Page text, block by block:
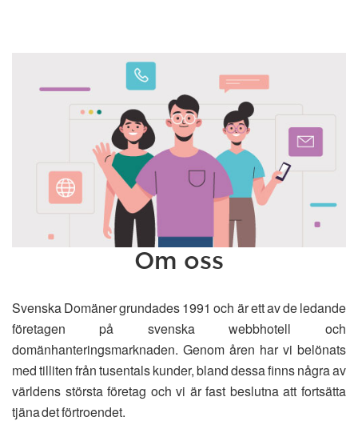
Om oss
Svenska Domäner grundades 1991 och är ett av de ledande
företagen på svenska webbhotell och
domänhanteringsmarknaden. Genom åren har vi belönats
med tilliten från tusentals kunder, bland dessa finns några av
världens största företag och vi är fast beslutna att fortsätta
tjäna det förtroendet.